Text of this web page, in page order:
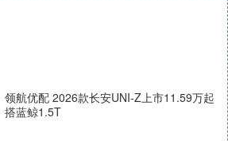
领航优配 2026款长安UNI-Z上市11.59万起
搭蓝鲸1.5T